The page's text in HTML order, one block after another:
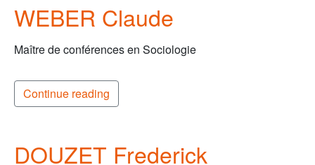
WEBER Claude
Maître de conférences en Sociologie
Continue reading
DOUZET Frederick